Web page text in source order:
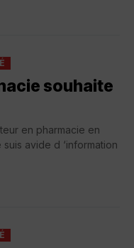
souhaite
en pharmacie en
avide d ‘information